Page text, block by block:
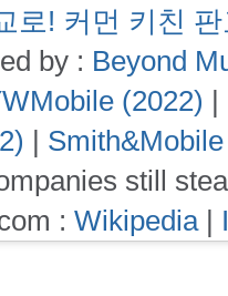
로! 커먼 키친
by : Beyond
(2022) |
|
still
: Wikipedia|